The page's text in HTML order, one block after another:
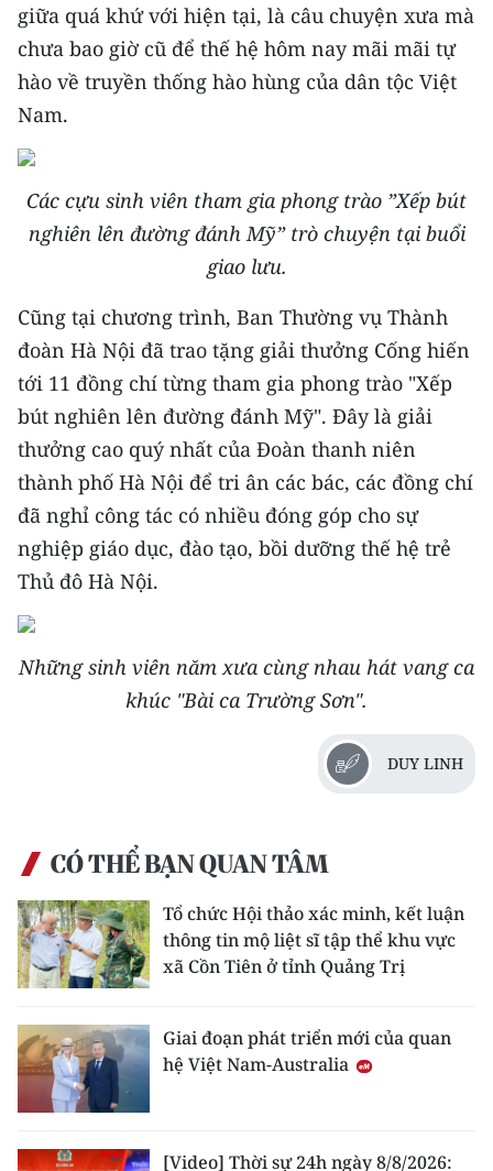
NHÂN DÂN HẰNG THÁNG
MUA BÁO
ĐỌC BÁO IN
ENGLISH
中文
FRANÇAIS
РУССКИЙ
ESPAÑOL
한국어
giữa quá khứ với hiện tại, là câu chuyện xưa mà
chưa bao giờ cũ để thế hệ hôm nay mãi mãi tự
hào về truyền thống hào hùng của dân tộc Việt
Nam.
Các cựu sinh viên tham gia phong trào ”Xếp bút
nghiên lên đường đánh Mỹ” trò chuyện tại buổi
giao lưu.
Cũng tại chương trình, Ban Thường vụ Thành
đoàn Hà Nội đã trao tặng giải thưởng Cống hiến
tới 11 đồng chí từng tham gia phong trào "Xếp
bút nghiên lên đường đánh Mỹ". Đây là giải
thưởng cao quý nhất của Đoàn thanh niên
thành phố Hà Nội để tri ân các bác, các đồng chí
đã nghỉ công tác có nhiều đóng góp cho sự
nghiệp giáo dục, đào tạo, bồi dưỡng thế hệ trẻ
Thủ đô Hà Nội.
Những sinh viên năm xưa cùng nhau hát vang ca
khúc "Bài ca Trường Sơn".
DUY LINH
CÓ THỂ BẠN QUAN TÂM
Tổ chức Hội thảo xác minh, kết luận
thông tin mộ liệt sĩ tập thể khu vực
xã Cồn Tiên ở tỉnh Quảng Trị
Giai đoạn phát triển mới của quan
hệ Việt Nam-Australia
[Video] Thời sự 24h ngày 8/8/2026: